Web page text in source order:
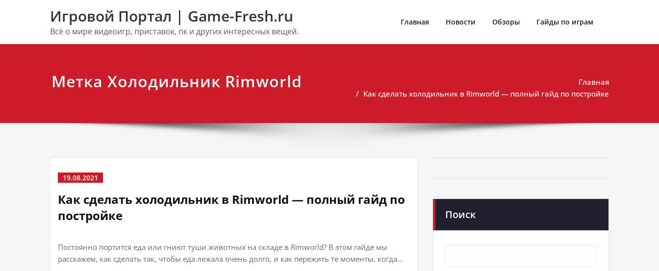
Игровой Портал | Game-Fresh.ru
Всё о мире видеоигр, приставок, пк и других интересных вещей.
Главная Новости Обзоры Гайды по играм
Метка Холодильник Rimworld
Главная
Как сделать холодильник в Rimworld — полный гайд по постройке
19.08.2021
Как сделать холодильник в Rimworld — полный гайд по
постройке
Постоянно портится еда или гниют туши животных на складе в Rimworld? В этом гайде мы
расскажем, как сделать так, чтобы еда лежала очень долго, и как пережить те моменты, когда…
Поиск